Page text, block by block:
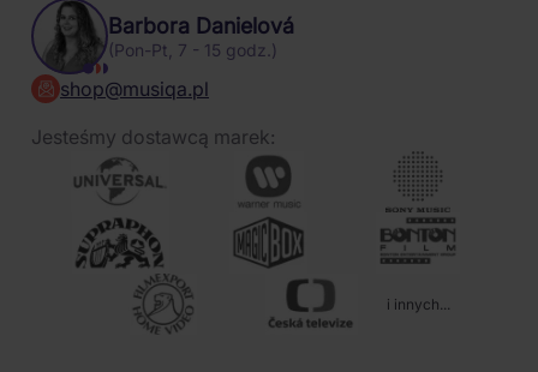
Barbora Danielová
(Pon-Pt, 7 - 15 godz.)
shop@musiqa.pl
Jesteśmy dostawcą marek:
i innych...